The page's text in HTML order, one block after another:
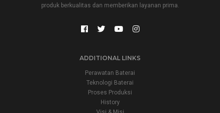
produk berkualitas dan memberikan layanan prima.
ADDITIONAL LINKS
Perawatan Baterai
Teknologi Baterai
Proses Produksi
History